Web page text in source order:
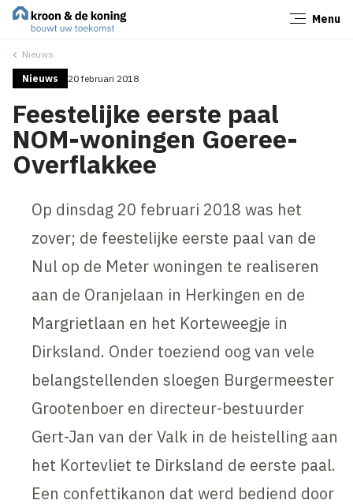
Menu
Nieuws
Nieuws 20 februari 2018
Feestelijke eerste paal
NOM-woningen Goeree-
Overflakkee
Op dinsdag 20 februari 2018 was het
zover; de feestelijke eerste paal van de
Nul op de Meter woningen te realiseren
aan de Oranjelaan in Herkingen en de
Margrietlaan en het Korteweegje in
Dirksland. Onder toeziend oog van vele
belangstellenden sloegen Burgermeester
Grootenboer en directeur-bestuurder
Gert-Jan van der Valk in de heistelling aan
het Kortevliet te Dirksland de eerste paal.
Een confettikanon dat werd bediend door
Sluiten